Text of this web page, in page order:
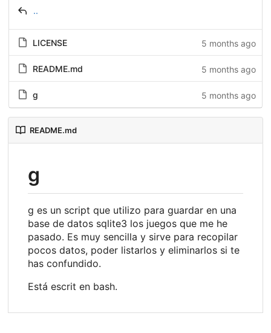
..
LICENSE 5 months ago
README.md 5 months ago
g 5 months ago
README.md
g
g es un script que utilizo para guardar en una
base de datos sqlite3 los juegos que me he
pasado. Es muy sencilla y sirve para recopilar
pocos datos, poder listarlos y eliminarlos si te
has confundido.
Está escrit en bash.